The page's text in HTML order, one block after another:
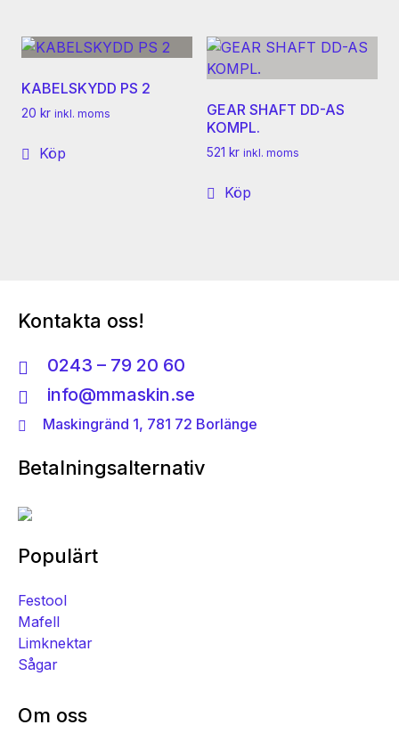
KABELSKYDD PS 2
20 kr inkl. moms
Köp
GEAR SHAFT DD-AS
KOMPL.
521 kr inkl. moms
Köp
Kontakta oss!
0243 – 79 20 60
info@mmaskin.se
Maskingränd 1, 781 72 Borlänge
Betalningsalternativ
Populärt
Festool
Mafell
Limknektar
Sågar
Om oss